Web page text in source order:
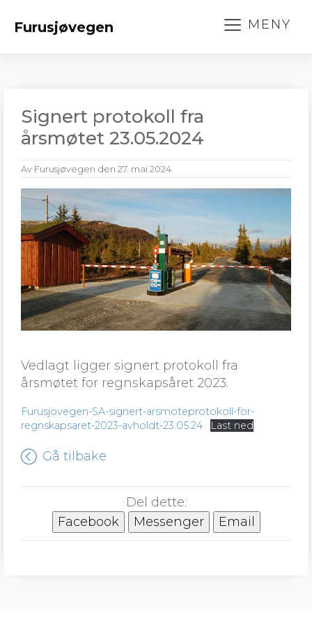
Furusjøvegen MENY
Signert protokoll fra
årsmøtet 23.05.2024
Av Furusjøvegen den 27. mai 2024
Vedlagt ligger signert protokoll fra
årsmøtet for regnskapsåret 2023.
Furusjovegen-SA-signert-arsmoteprotokoll-for-
regnskapsaret-2023-avholdt-23.05.24
Last ned
Gå tilbake
Del dette:
Facebook
Messenger Email